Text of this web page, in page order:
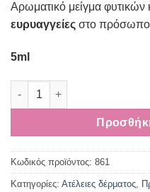
Αρωματικό μείγμα φυτικών
ευρυαγγείες στο
5ml
Λάδι για Ευρυαγγείες
Κωδικός προϊόντος: 861
Κατηγορίες: Ατέλειες δέρματος